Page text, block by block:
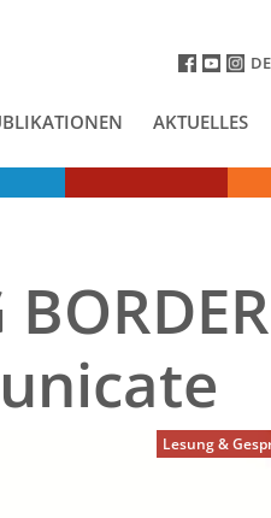
DE
AKTUELLES
Lesung &